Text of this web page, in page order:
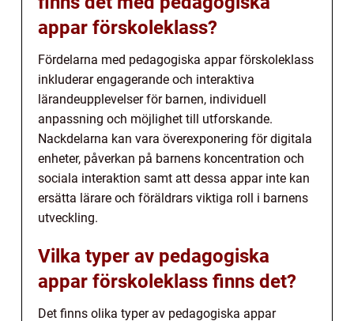
appar förskoleklass?
Fördelarna med pedagogiska appar förskoleklass
inkluderar engagerande och interaktiva
lärandeupplevelser för barnen, individuell
anpassning och möjlighet till utforskande.
Nackdelarna kan vara överexponering för digitala
enheter, påverkan på barnens koncentration och
sociala interaktion samt att dessa appar inte kan
ersätta lärare och föräldrars viktiga roll i barnens
utveckling.
Vilka typer av pedagogiska
appar förskoleklass finns det?
Det finns olika typer av pedagogiska appar